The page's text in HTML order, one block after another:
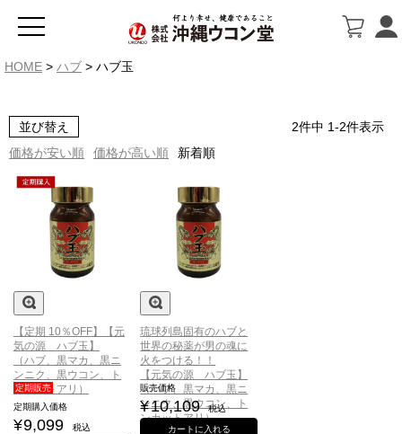
HOME ハブ ハブ玉
並び替え
価格が安い順
価格が高い順 新着順
2件中 1-2件表示
【定期 10％OFF】【元
気の源 ハブ玉】
（ハブ、黒マカ、黒ニ
ンニク、黒ウコン、ト
ンカットアリ）
定期販売
定期購入価格
¥9,099 税込
琉球列島固有のハブと
世界の秘薬が男の魂に
火をつける！！
【元気の源 ハブ玉】
（ハブ、黒マカ、黒ニ
ンニク、黒ウコン、ト
ンカットアリ）
販売価格
¥10,109 税込
カートに入れる